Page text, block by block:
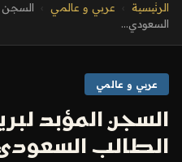
إلى
المحتوى
الرئيسية عربي و عالمي
السجن
السعودي...
عربي و عالمي
السجن المؤبد
الطالب